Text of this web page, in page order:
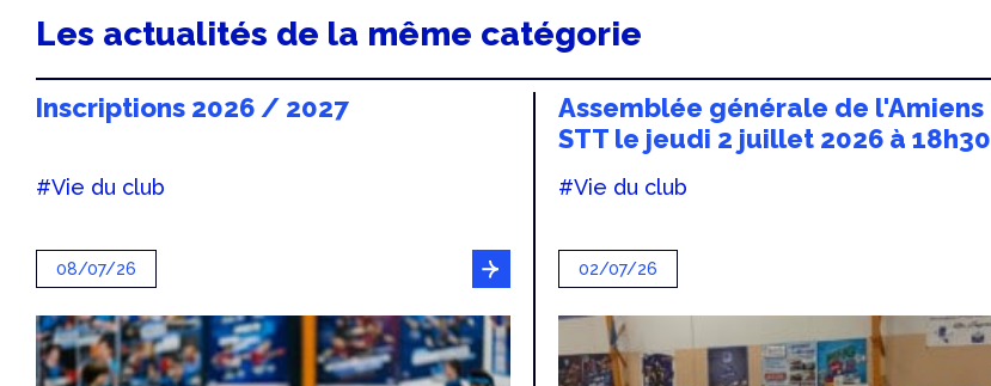
Les actualités de la même catégorie
Inscriptions 2026 / 2027
#Vie du club
08/07/26
Assemblée générale de l'Amiens
STT le jeudi 2 juillet 2026 à 18h30
#Vie du club
02/07/26